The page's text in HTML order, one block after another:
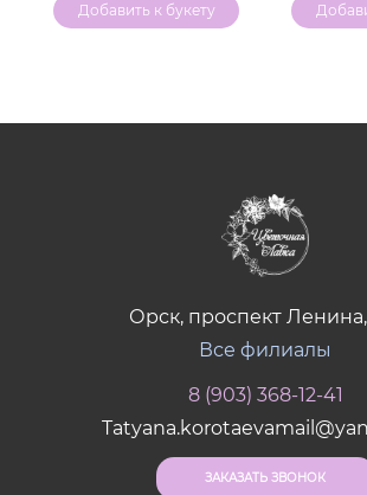
Добавить к букету
Орск, проспект Ленина,
Все филиалы
8 (903) 368-12-41
ЗАКАЗАТЬ ЗВОНОК